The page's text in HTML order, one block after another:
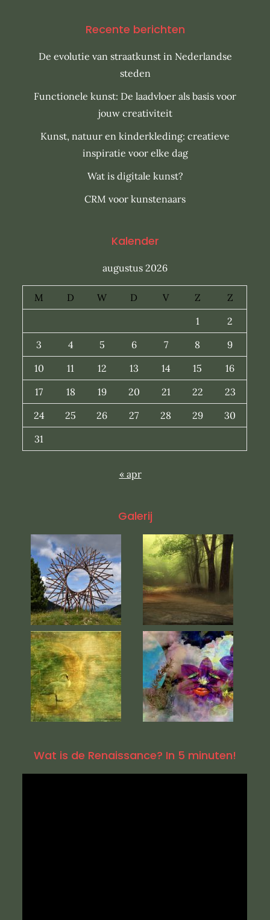
Recente berichten
De evolutie van straatkunst in Nederlandse
steden
Functionele kunst: De laadvloer als basis voor
jouw creativiteit
Kunst, natuur en kinderkleding: creatieve
inspiratie voor elke dag
Wat is digitale kunst?
CRM voor kunstenaars
Kalender
augustus 2026
M D W D V Z
Z
1
2
3
4 5 6 7 8
9
10
11 12 13 14 15
16
17
18 19 20 21 22
23
24
25 26 27 28 29
30
31
« apr
Galerij
Wat is de Renaissance? In 5 minuten!